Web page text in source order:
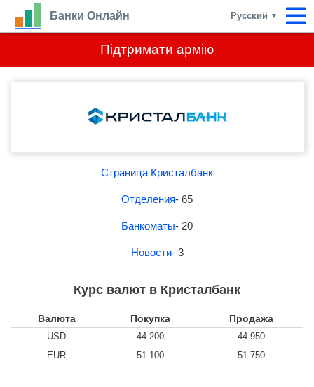
Підтримати армію
Банки Онлайн Русский ▼
Страница Кристалбанк
Отделения- 65
Банкоматы- 20
Новости- 3
Курс валют в Кристалбанк
Валюта Покупка Продажа
USD 44.200
44.950
EUR
51.100 51.750